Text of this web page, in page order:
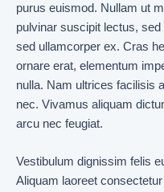
purus euismod. Nullam ut
pulvinar suscipit lectus,
sed ullamcorper ex. Cras
ornare erat, elementum
nulla. Nam ultrices facilisis
nec. Vivamus aliquam
arcu nec feugiat.
Vestibulum dignissim felis
Aliquam laoreet